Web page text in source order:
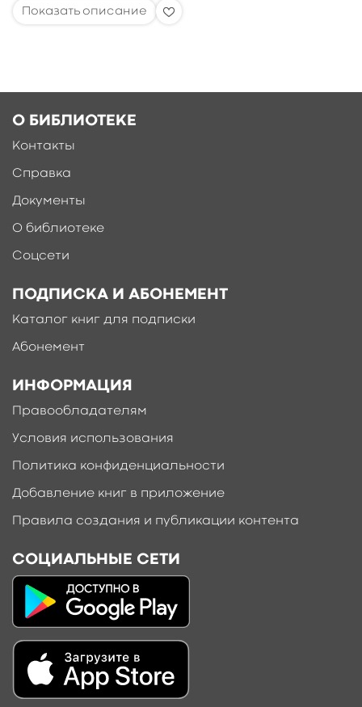
О БИБЛИОТЕКЕ
Контакты
Справка
Документы
О библиотеке
Соцсети
ПОДПИСКА И АБОНЕМЕНТ
Каталог книг для подписки
Абонемент
ИНФОРМАЦИЯ
Правообладателям
Условия использования
Политика конфиденциальности
Добавление книг в приложение
Правила создания и публикации контента
СОЦИАЛЬНЫЕ СЕТИ